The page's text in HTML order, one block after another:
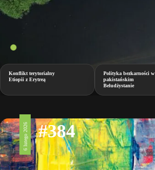
Konflikt terytorialny
Etiopii z Erytreą
Polityka bezkarności w
pakistańskim
Beludżystanie
6 lutego 2026 #384